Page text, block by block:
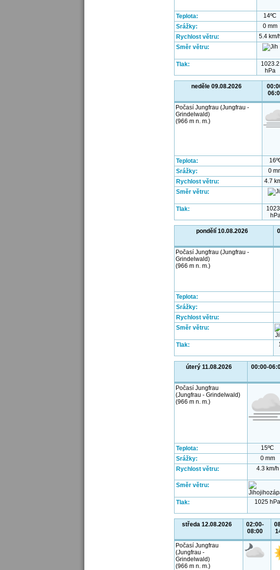
Teplota: 14ºC
Srážky:
0 mm
Rychlost větru:
5.4 km/
Směr větru:
Tlak:
1023.2
hPa
neděle 09.08.2026
Počasí Jungfrau (Jungfrau -
Grindelwald)
(966 m n. m.)
Teplota:
Srážky:
0
Rychlost větru:
4.7
Směr větru:
Tlak:
pondělí 10.08.2026
Počasí Jungfrau (Jungfrau -
Grindelwald)
(966 m n. m.)
Teplota:
Srážky:
Rychlost větru:
Směr větru:
Tlak:
úterý 11.08.2026 00:00-
Počasí Jungfrau
(Jungfrau - Grindelwald)
(966 m n. m.)
Teplota: 15ºC
Srážky:
0 mm
Rychlost větru:
4.3 km/h
Směr větru:
Tlak: 1025 hPa
středa 12.08.2026
02:00-
08:00
Počasí Jungfrau
(Jungfrau -
Grindelwald)
(966 m n. m.)